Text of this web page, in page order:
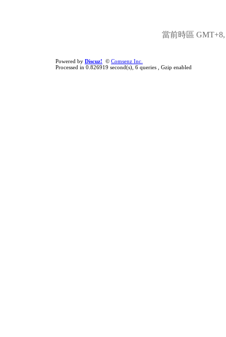
當前時區 GMT+8,
Powered by Discuz! © Comsenz Inc.
Processed in 0.826919 second(s), 6 queries , Gzip enabled